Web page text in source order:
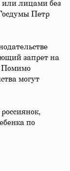
лицами без
Петр
запрет на
Помимо
могут
по